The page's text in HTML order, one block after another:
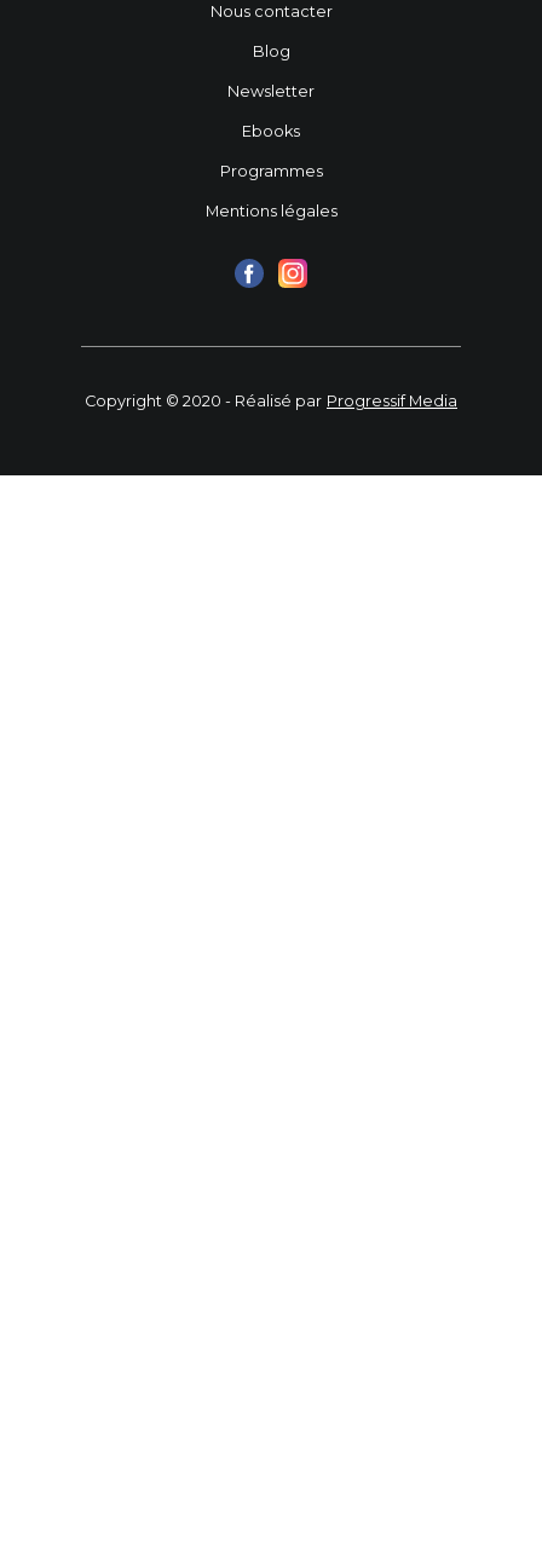
Nous contacter
Blog
Newsletter
Ebooks
Programmes
Mentions légales
Copyright © 2020 - Réalisé par Progressif Media